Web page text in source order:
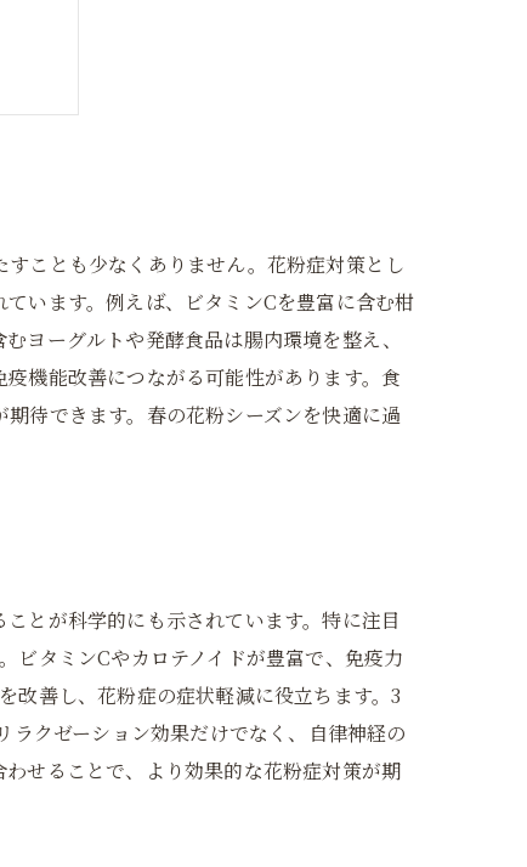
！
ことも少なくありません。花粉症対策とし
います。例えば、ビタミンCを豊富に含む柑
ヨーグルトや発酵食品は腸内環境を整え、
機能改善につながる可能性があります。食
待できます。春の花粉シーズンを快適に過
とが科学的にも示されています。特に注目
ビタミンCやカロテノイドが豊富で、免疫力
改善し、花粉症の症状軽減に役立ちます。3
クゼーション効果だけでなく、自律神経の
せることで、より効果的な花粉症対策が期